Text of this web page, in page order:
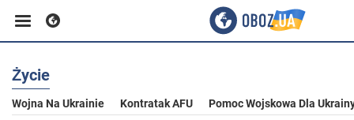
Biznes
Życie
Wojna Na Ukrainie Kontratak AFU Pomoc Wojskowa Dla